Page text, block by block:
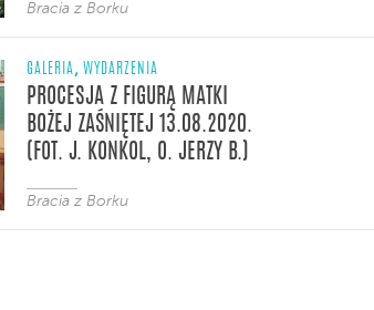
Bracia z Borku
GALERIA, WYDARZENIA
PROCESJA Z FIGURĄ MATKI
BOŻEJ ZAŚNIĘTEJ 13.08.2020.
(FOT. J. KONKOL, O. JERZY B.)
Bracia z Borku